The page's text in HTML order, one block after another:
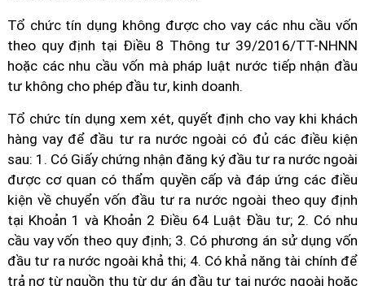
Tổ chức tín dụng không được cho vay các nhu cầu vốn
theo quy định tại Điều 8 Thông tư 39/2016/TT-NHNN
hoặc các nhu cầu vốn mà pháp luật nước tiếp nhận đầu
tư không cho phép đầu tư, kinh doanh.
Tổ chức tín dụng xem xét, quyết định cho vay khi khách
hàng vay để đầu tư ra nước ngoài có đủ các điều kiện
sau: 1. Có Giấy chứng nhận đăng ký đầu tư ra nước ngoài
được cơ quan có thẩm quyền cấp và đáp ứng các điều
kiện về chuyển vốn đầu tư ra nước ngoài theo quy định
tại Khoản 1 và Khoản 2 Điều 64 Luật Đầu tư; 2. Có nhu
cầu vay vốn theo quy định; 3. Có phương án sử dụng vốn
đầu tư ra nước ngoài khả thi; 4. Có khả năng tài chính để
trả nợ từ nguồn thu từ dự án đầu tư tại nước ngoài hoặc